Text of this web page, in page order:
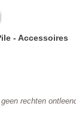
- Accessoires
rechten